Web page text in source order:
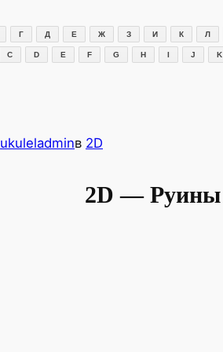
Г Д Е Ж З И К Л
C D E F G H I J K
ukuleladminв 2D
2D — Руины